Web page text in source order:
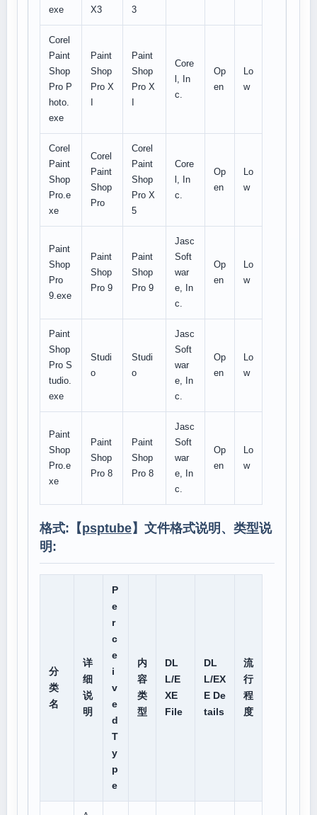
exe
X3
3
Corel
Paint
Shop
Pro P
hoto.
exe
Paint
Shop
Pro X
Paint
Shop
Pro X
Core
l, In
c.
Op
en
Lo
w
Corel
Paint
Shop
Pro.e
xe
Corel
Paint
Shop
Pro
Corel
Paint
Shop
Pro X
5
Core
l, In
c.
Op
en
Lo
w
Paint
Shop
Pro
9.exe
Paint
Shop
Pro 9
Paint
Shop
Pro 9
Jasc
Soft
war
e, In
c.
Op
en
Lo
w
Paint
Shop
Pro S
tudio.
exe
Studi
o
Studi
o
Jasc
Soft
war
e, In
c.
Op
en
Lo
w
Paint
Shop
Pro.e
xe
Paint
Shop
Pro 8
Paint
Shop
Pro 8
Jasc
Soft
war
e, In
c.
Op
en
Lo
w
格式:【psptube】文件格式说明、类型说
明:
分
类
名
详
细
说
明
P
e
r
c
e
i
v
e
d
T
y
p
e
内
容
类
型
DL
L/E
XE
File
DL
L/EX
E De
tails
流
行
程
度